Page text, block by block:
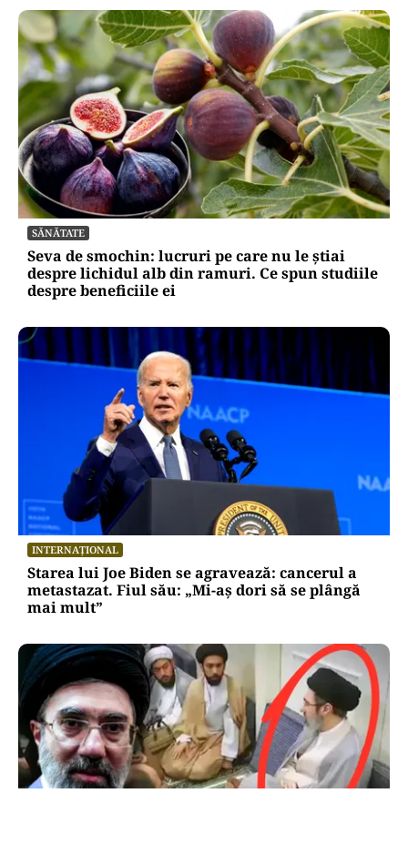
SĂNĂTATE
Seva de smochin: lucruri pe care nu le știai
despre lichidul alb din ramuri. Ce spun studiile
despre beneficiile ei
INTERNAȚIONAL
Starea lui Joe Biden se agravează: cancerul a
metastazat. Fiul său: „Mi-aș dori să se plângă
mai mult”